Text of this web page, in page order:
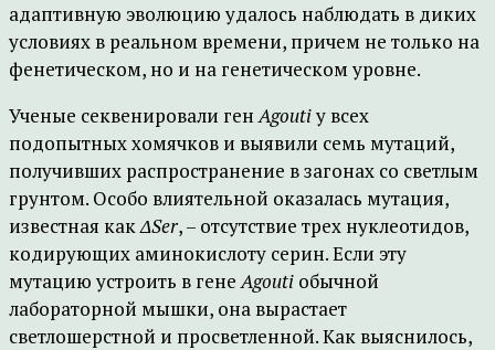
адаптивную эволюцию удалось наблюдать в диких
условиях в реальном времени, причем не только на
фенетическом, но и на генетическом уровне.
Ученые секвенировали генAgoutiу всех
подопытных хомячков и выявили семь мутаций,
получивших распространение в загонах со светлым
грунтом. Особо влиятельной оказалась мутация,
известная какΔSer, – отсутствие трех нуклеотидов,
кодирующих аминокислоту серин. Если эту
мутацию устроить в генеAgouti обычной
лабораторной мышки, она вырастает
светлошерстной и просветленной. Как выяснилось,